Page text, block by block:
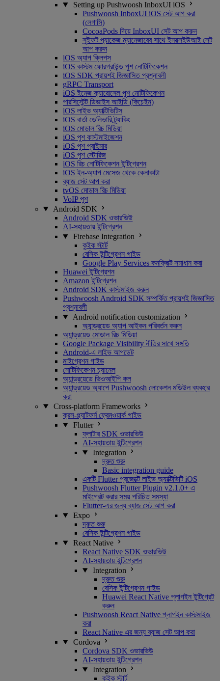
Setting up Pushwoosh InboxUI iOS
Pushwoosh InboxUI iOS সেট আপ করা
(লেগাসি)
CocoaPods দিয়ে InboxUI সেট আপ করুন
সুইফট প্যাকেজ ম্যানেজারের সাথে ইনবক্সইউআই সেট
আপ করুন
iOS অ্যাপ ক্লিপস
iOS কাস্টম ফোরগ্রাউন্ড পুশ নোটিফিকেশন
iOS SDK প্রায়শই জিজ্ঞাসিত প্রশ্নাবলী
gRPC Transport
iOS ইমেজ ক্যারোসেল পুশ নোটিফিকেশন
পারসিস্টেন্ট ডিভাইস আইডি (কিচেইন)
iOS লাইভ অ্যাক্টিভিটিস
iOS বার্তা ডেলিভারি ট্র্যাকিং
iOS মোডাল রিচ মিডিয়া
iOS পুশ কাস্টমাইজেশন
iOS পুশ প্রাইমার
iOS পুশ স্টোরিজ
iOS রিচ নোটিফিকেশন ইন্টিগ্রেশন
iOS ইন-অ্যাপ মেসেজ থেকে কেনাকাটা
ব্যাজ সেট আপ করা
tvOS মোডাল রিচ মিডিয়া
VoIP পুশ
Android SDK
Android SDK ওভারভিউ
AI-সহায়তায় ইন্টিগ্রেশন
Firebase Integration
কুইক স্টার্ট
বেসিক ইন্টিগ্রেশন গাইড
Google Play Services কনফ্লিক্ট সমাধান করা
Huawei ইন্টিগ্রেশন
Amazon ইন্টিগ্রেশন
Android SDK কাস্টমাইজ করুন
Pushwoosh Android SDK সম্পর্কিত প্রায়শই জিজ্ঞাসিত
প্রশ্নাবলী
Android notification customization
অ্যান্ড্রয়েড অ্যাপ আইকন পরিবর্তন করুন
অ্যান্ড্রয়েড মোডাল রিচ মিডিয়া
Google Package Visibility নীতির সাথে সঙ্গতি
Android-এ লাইভ আপডেট
মাইগ্রেশন গাইড
নোটিফিকেশন চ্যানেল
অ্যান্ড্রয়েডে ভিওআইপি কল
অ্যান্ড্রয়েড অ্যাপে Pushwoosh লোকেশন মডিউল ব্যবহার
করা
Cross-platform Frameworks
ক্রস-প্ল্যাটফর্ম ফ্রেমওয়ার্ক গাইড
Flutter
ফ্লাটার SDK ওভারভিউ
AI-সহায়তায় ইন্টিগ্রেশন
Integration
দ্রুত শুরু
Basic integration guide
একটি Flutter প্রজেক্টে লাইভ অ্যাক্টিভিটি iOS
Pushwoosh Flutter Plugin v2.1.0+ এ
মাইগ্রেট করার সময় পরিচিত সমস্যা
Flutter-এর জন্য ব্যাজ সেট আপ করা
Expo
দ্রুত শুরু
বেসিক ইন্টিগ্রেশন গাইড
React Native
React Native SDK ওভারভিউ
AI-সহায়তায় ইন্টিগ্রেশন
Integration
দ্রুত শুরু
বেসিক ইন্টিগ্রেশন গাইড
Huawei React Native প্লাগইন ইন্টিগ্রেট
করুন
Pushwoosh React Native প্লাগইন কাস্টমাইজ
করা
React Native এর জন্য ব্যাজ সেট আপ করা
Cordova
Cordova SDK ওভারভিউ
AI-সহায়তায় ইন্টিগ্রেশন
Integration
কুইক স্টার্ট